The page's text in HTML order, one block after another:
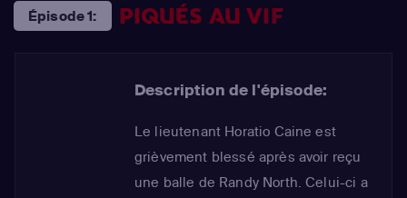
Épisode 1: PIQUÉS AU VIF
Description de l'épisode:
Le lieutenant Horatio Caine est
grièvement blessé après avoir reçu
une balle de Randy North. Celui-ci a